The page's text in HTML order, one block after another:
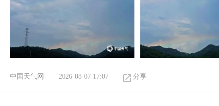
中国天气网 2026-08-07 17:07 分享